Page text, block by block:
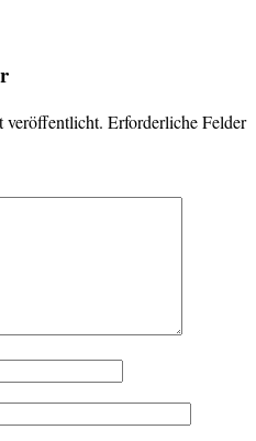
veröffentlicht. Erforderliche Felder